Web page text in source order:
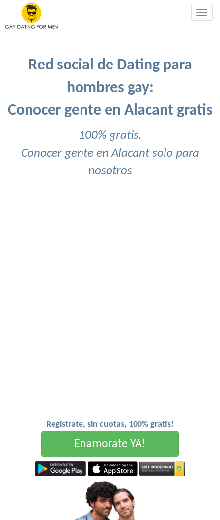
Red social de Dating para
hombres gay:
Conocer gente en Alacant gratis
100% gratis.
Conocer gente en Alacant solo para
nosotros
Registrate, sin cuotas, 100% gratis!
Enamorate YA!